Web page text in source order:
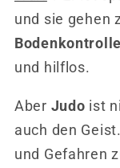
und sie gehen
Bodenkontrolle
und hilflos.
Aber Judo ist
auch den
und Gefahren